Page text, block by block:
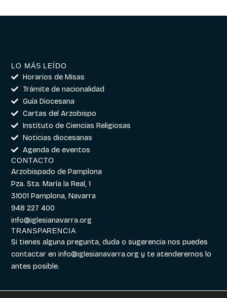
LO MÁS LEÍDO
Horarios de Misas
Trámite de nacionalidad
Guía Diocesana
Cartas del Arzobispo
Instituto de Ciencias Religiosas
Noticias diocesanas
Agenda de eventos
CONTACTO
Arzobispado de Pamplona
Pza. Sta. María la Real, 1
31001 Pamplona, Navarra
948 227 400
info@iglesianavarra.org
TRANSPARENCIA
Si tienes alguna pregunta, duda o sugerencia nos puedes
contactar eninfo@iglesianavarra.org y te atenderemos lo
antes posible.